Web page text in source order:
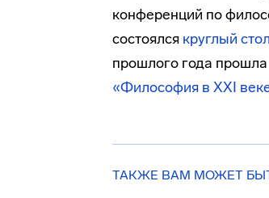
конференций по
состоялся круглый
прошлого года прошла
«Философия в XXI
ТАКЖЕ ВАМ МОЖЕТ